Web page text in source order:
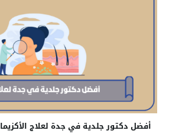
أفضل دكتور جلدية في جدة لعلاج الأكزيما 2025